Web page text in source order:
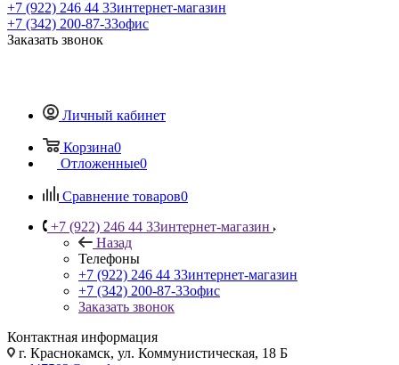
+7 (922) 246 44 33интернет-магазин
+7 (342) 200-87-33офис
Заказать звонок
Личный кабинет
Корзина0
Отложенные0
Сравнение товаров0
+7 (922) 246 44 33интернет-магазин
Назад
Телефоны
+7 (922) 246 44 33интернет-магазин
+7 (342) 200-87-33офис
Заказать звонок
Контактная информация
г. Краснокамск, ул. Коммунистическая, 18 Б